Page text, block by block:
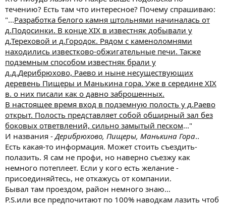
а
течению? Есть там что интересное? Почему спрашиваю:
"...Разработка белого камня штольнями начиналась от
д.Подосинки. В конце ХIХ в известняк добывали у
д,Тереховой и д.Городок. Рядом с каменоломнями
находились известково-обжигательные печи. Также
подземным способом известняк брали у
д.д.Дерибрюхово, Раево и ныне несуществующих
деревень Пищеры и Манькина гора. Уже в середине XIX
в. о них писали как о давно заброшенных.
В настоящее время вход в подземную полость у д.Раево
открыт. Полость представляет собой обширный зал без
боковых ответвлений, сильно замытый песком..."
И названия - Дерибрюхово, Пищеры, Манькина Гора..
Есть какая-то информация. Может стоить съездить-
полазить. Я сам не профи, но наверно съезжу как
немного потеплеет. Если у кого есть желание -
присоединяйтесь, не откажусь от компании.
Бывал там проездом, район немного знаю...
P.S.или все предпочитают по 100% наводкам лазить чтоб